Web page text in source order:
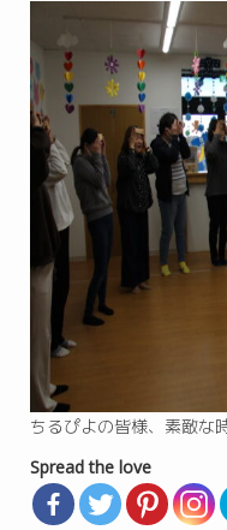
ちるぴよの皆様、素敵な
Spread the love